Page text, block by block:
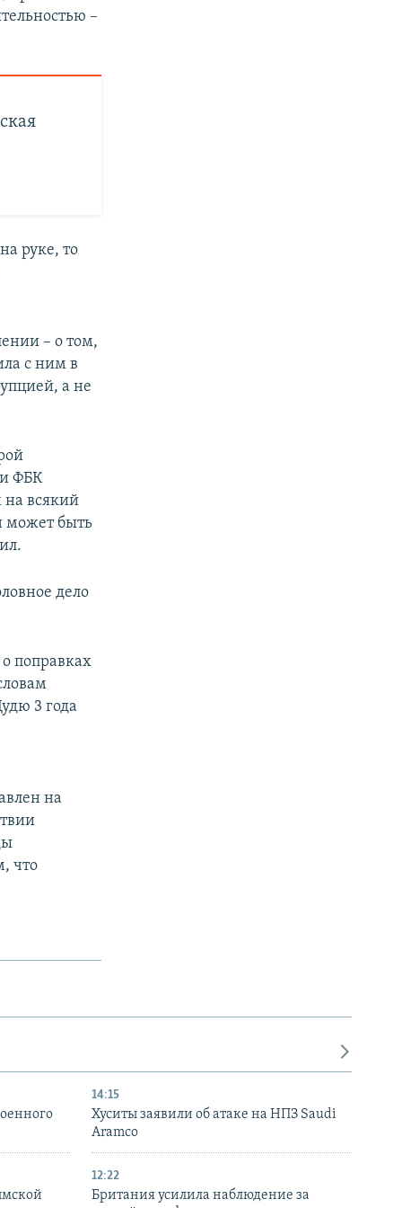
–
руке, то
– о том,
с ним в
а не
ФБК
на всякий
может быть
дело
поправках
3 года
на
что
14:15
Хуситы заявили об атаке на НПЗ Saudi
Aramco
12:22
Британия усилила наблюдение за